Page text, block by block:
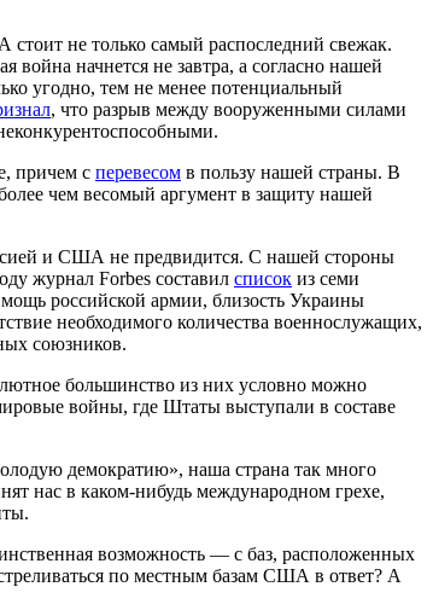
не только самый распоследний свежак.
начнется не завтра, а согласно нашей
угодно, тем не менее потенциальный
, что разрыв между вооруженными силами
причем с перевесом в пользу нашей страны. В
чем весомый аргумент в защиту нашей
и США не предвидится. С нашей стороны
журнал Forbes составил список из семи
российской армии, близость Украины
необходимого количества военнослужащих,
союзников.
большинство из них условно можно
войны, где Штаты выступали в составе
демократию», наша страна так много
нас в каком-нибудь международном грехе,
возможность — с баз, расположенных
по местным базам США в ответ? А